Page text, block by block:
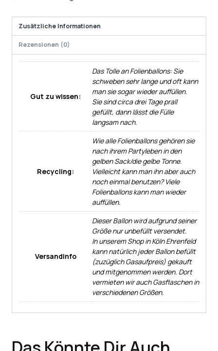
Zusätzliche Informationen
Rezensionen (0)
Gut zu wissen:
Das Tolle an Folienballons: Sie
schweben sehr lange und oft kann
man sie sogar wieder auffüllen.
Sie sind circa drei Tage prall
gefüllt, dann lässt die Fülle
langsam nach.
Recycling:
Wie alle Folienballons gehören sie
nach ihrem Partyleben in den
gelben Sack/die gelbe Tonne.
Vielleicht kann man ihn aber auch
noch einmal benutzen? Viele
Folienballons kann man wieder
auffüllen.
Versandinfo
Dieser Ballon wird aufgrund seiner
Größe nur unbefüllt versendet.
In unserem Shop in Köln Ehrenfeld
kann natürlich jeder Ballon befüllt
(zuzüglich Gasaufpreis) gekauft
und mitgenommen werden. Dort
vermieten wir auch Gasflaschen in
verschiedenen Größen.